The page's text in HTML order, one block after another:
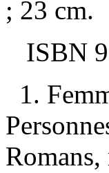
; 23 cm.
ISBN
1.